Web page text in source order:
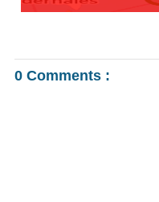
0 Comments :